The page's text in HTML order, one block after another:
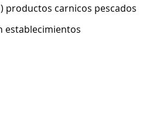
productos carnicos pescados
establecimientos